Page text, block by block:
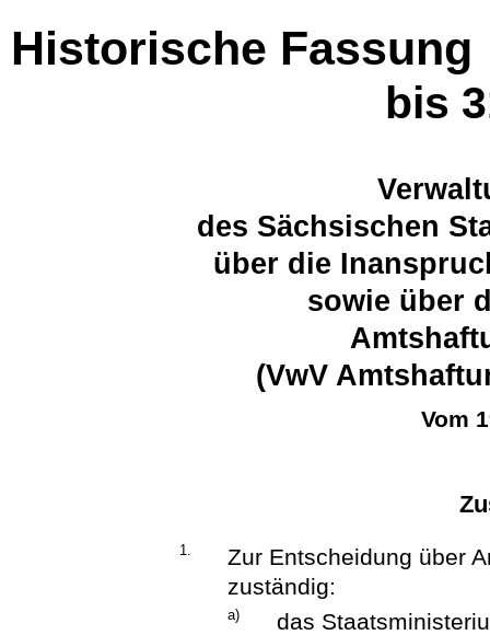
Historische Fassung
bis
des Sächsischen
über die
sowie über
(VwV
Vom
1.
Zur Entscheidung über
zuständig:
a)
das